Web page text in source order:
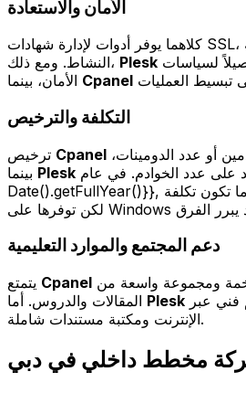
الأمان والاستعادة
كلاهما يوفر أدوات لإدارة شهادات SSL، جدران الحماية، ومراقبة
النشاط. ومع ذلك، Plesk
Cpanel
التكلفة والترخيص
Cpanel
Plesk
دعم المجتمع والموارد التعليمية
Cpanel
Plesk
الإنترنت ومكتبة مستندات شاملة.
مخطط داخلي في دبي